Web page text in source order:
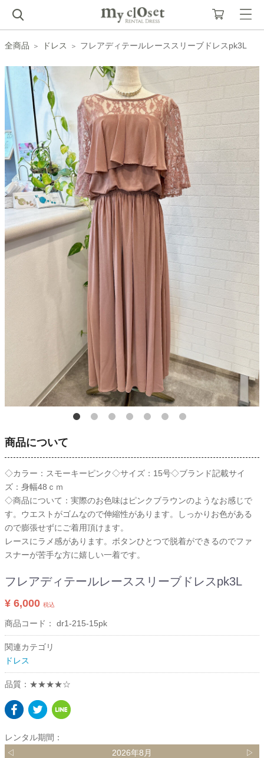
全商品 ドレス フレアディテールレーススリーブドレスpk3L
商品について
◇カラー：スモーキーピンク◇サイズ：15号◇ブランド記載サイ
ズ：身幅48ｃｍ
◇商品について：実際のお色味はピンクブラウンのようなお感じで
す。ウエストがゴムなので伸縮性があります。しっかりお色がある
ので膨張せずにご着用頂けます。
レースにラメ感があります。ボタンひとつで脱着ができるのでファ
スナーが苦手な方に嬉しい一着です。
フレアディテールレーススリーブドレスpk3L
¥ 6,000 税込
商品コード： dr1-215-15pk
関連カテゴリ
ドレス
品質：★★★★☆
レンタル期間：
◁
2026年8月
▷